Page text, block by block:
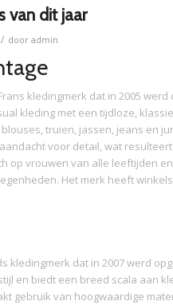
van dit jaar
/ door admin
kledingmerk dat in 2005
kleding met een tijdloze,
truien, jassen, jeans en
voor detail, wat
op vrouwen van alle leeftijden
Het merk heeft
kledingmerk dat in 2007 werd
en biedt een breed scala aan
gebruik van hoogwaardige